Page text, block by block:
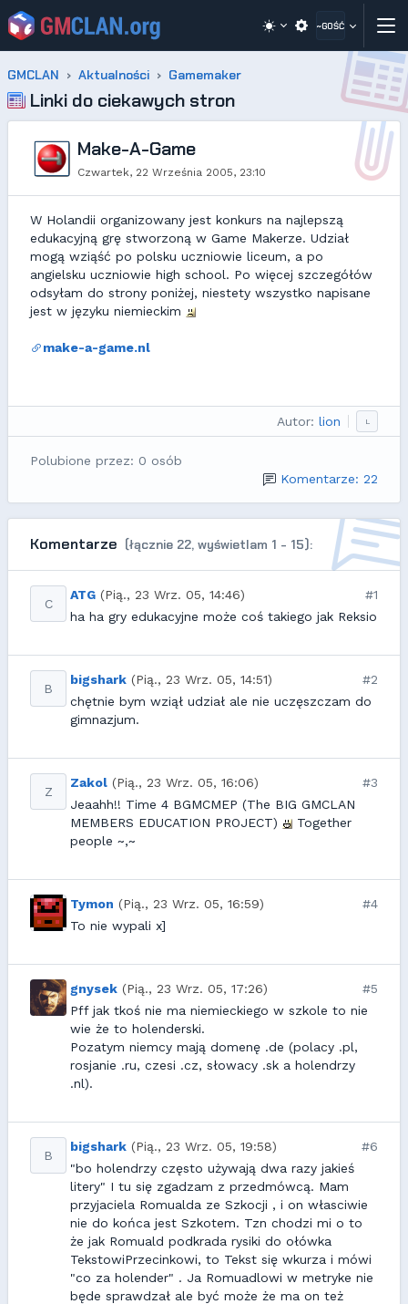
~GOŚĆ
GMCLAN Aktualności Gamemaker
Linki do ciekawych stron
Make-A-Game
Czwartek, 22 Września 2005, 23:10
W Holandii organizowany jest konkurs na najlepszą
edukacyjną grę stworzoną w Game Makerze. Udział
mogą wziąść po polsku uczniowie liceum, a po
angielsku uczniowie high school. Po więcej szczegółów
odsyłam do strony poniżej, niestety wszystko napisane
jest w języku niemieckim
make-a-game.nl
Autor: lion L
Polubione przez: 0 osób
Komentarze: 22
Komentarze (łącznie 22, wyświetlam 1 - 15):
C
ATG (Pią., 23 Wrz. 05, 14:46)
#1
ha ha gry edukacyjne może coś takiego jak Reksio
B
bigshark (Pią., 23 Wrz. 05, 14:51)
#2
chętnie bym wziął udział ale nie uczęszczam do
gimnazjum.
Z
Zakol (Pią., 23 Wrz. 05, 16:06)
#3
Jeaahh!! Time 4 BGMCMEP (The BIG GMCLAN
MEMBERS EDUCATION PROJECT)
Together
people ~,~
Tymon (Pią., 23 Wrz. 05, 16:59)
#4
To nie wypali x]
gnysek (Pią., 23 Wrz. 05, 17:26)
#5
Pff jak tkoś nie ma niemieckiego w szkole to nie
wie że to holenderski.
Pozatym niemcy mają domenę .de (polacy .pl,
rosjanie .ru, czesi .cz, słowacy .sk a holendrzy
.nl).
B
bigshark (Pią., 23 Wrz. 05, 19:58)
#6
"bo holendrzy często używają dwa razy jakieś
litery" I tu się zgadzam z przedmówcą. Mam
przyjaciela Romualda ze Szkocji , i on własciwie
nie do końca jest Szkotem. Tzn chodzi mi o to
że jak Romuald podkrada rysiki do ołówka
TekstowiPrzecinkowi, to Tekst się wkurza i mówi
"co za holender" . Ja Romuadlowi w metryke nie
będe sprawdzał ale być może że ma on też